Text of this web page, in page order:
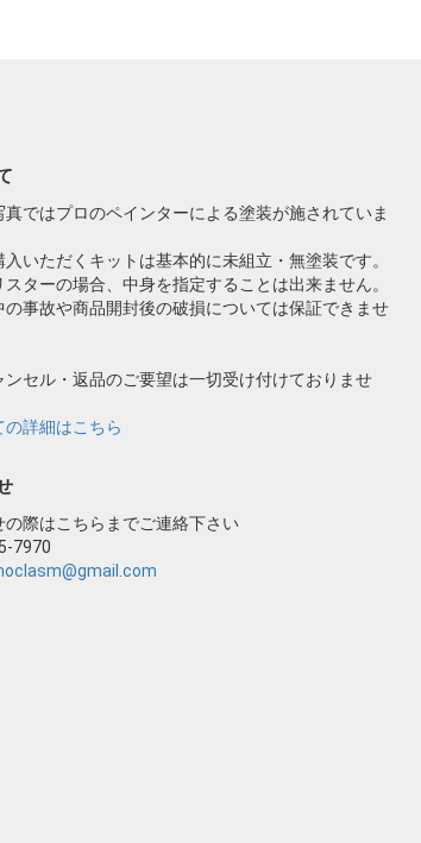
真ではプロのペインターによる塗装が施されていま
入いただくキットは基本的に未組立・無塗装です。
ターの場合、中身を指定することは出来ません。
の事故や商品開封後の破損については保証できませ
ンセル・返品のご要望は一切受け付けておりませ
詳細はこちら
の際はこちらまでご連絡下さい
7970